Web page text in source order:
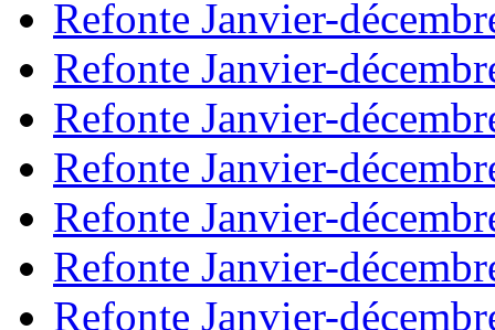
Refonte Janvier-
Refonte Janvier-
Refonte Janvier-
Refonte Janvier-
Refonte Janvier-
Refonte Janvier-
Refonte Janvier-